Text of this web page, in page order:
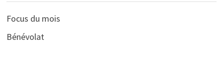
Focus du mois
Bénévolat